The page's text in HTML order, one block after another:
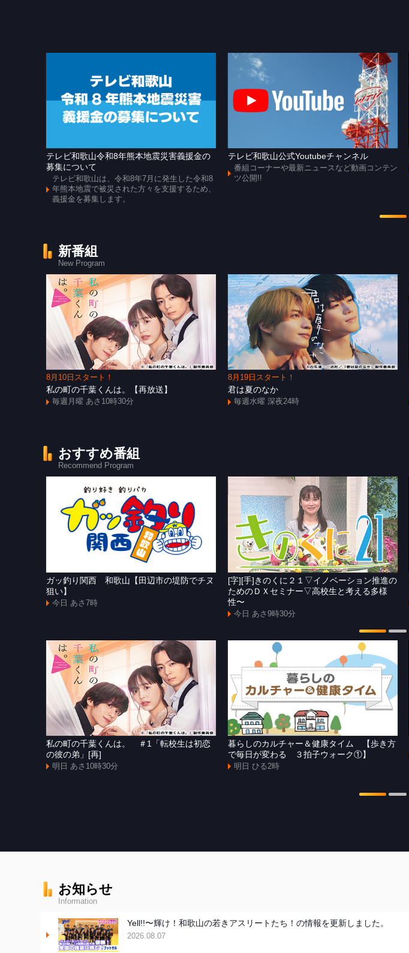
テレビ和歌山令和8年熊本地震災害義援金の
募集について
テレビ和歌山は、令和8年7月に発生した令和8
年熊本地震で被災された方々を支援するため、
義援金を募集します。
テレビ和歌山公式Youtubeチャンネル
番組コーナーや最新ニュースなど動画コンテン
ツ公開!!
新番組
New Program
8月10日スタート！
私の町の千葉くんは。【再放送】
毎週月曜 あさ10時30分
8月19日スタート！
君は夏のなか
毎週水曜 深夜24時
おすすめ番組
Recommend Program
ガッ釣り関西 和歌山【田辺市の堤防でチヌ
狙い】
今日 あさ7時
[字][手]きのくに２１▽イノベーション推進の
ためのＤＸセミナー▽高校生と考える多様
性〜
今日 あさ9時30分
私の町の千葉くんは。 ＃1「転校生は初恋
の彼の弟」[再]
明日 あさ10時30分
暮らしのカルチャー＆健康タイム 【歩き方
で毎日が変わる ３拍子ウォーク①】
明日 ひる2時
お知らせ
Information
Yell!!〜輝け！和歌山の若きアスリートたち！の情報を更新しました。
2026.08.07